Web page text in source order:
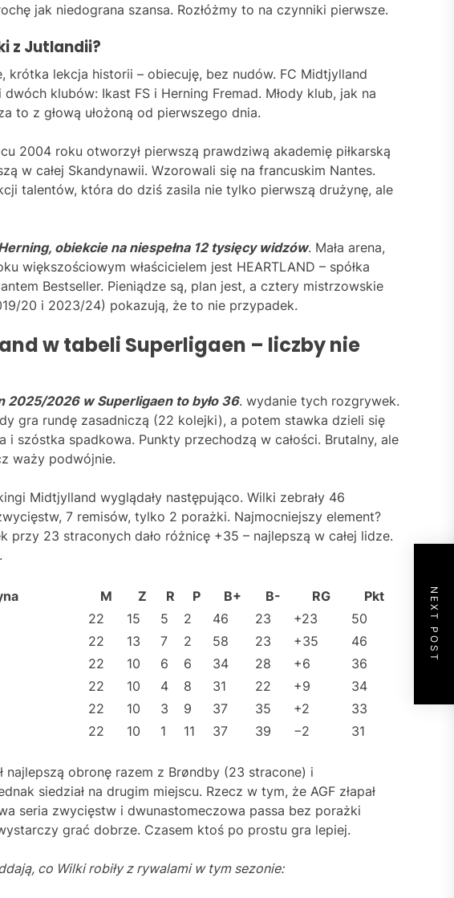
jak niedograna szansa. Rozłóżmy to na czynniki pierwsze.
z Jutlandii?
krótka lekcja historii – obiecuję, bez nudów. FC Midtjylland
klubów: Ikast FS i Herning Fremad. Młody klub, jak na
to z głową ułożoną od pierwszego dnia.
2004 roku otworzył pierwszą prawdziwą akademię piłkarską
w całej Skandynawii. Wzorowali się na francuskim Nantes.
talentów, która do dziś zasila nie tylko pierwszą drużynę, ale
obiekcie na niespełna 12 tysięcy widzów. Mała arena,
większościowym właścicielem jest HEARTLAND – spółka
Bestseller. Pieniądze są, plan jest, a cztery mistrzowskie
20 i 2023/24) pokazują, że to nie przypadek.
w tabeli Superligaen – liczby nie
2025/2026 w Superligaen to było 36. wydanie tych rozgrywek.
gra rundę zasadniczą (22 kolejki), a potem stawka dzieli się
i szóstka spadkowa. Punkty przechodzą w całości. Brutalny, ale
waży podwójnie.
Midtjylland wyglądały następująco. Wilki zebrały 46
7 remisów, tylko 2 porażki. Najmocniejszy element?
przy 23 straconych dało różnicę +35 – najlepszą w całej lidze.
M Z R P B+ B- RG
Pkt
22 15 5 2 46 23 +23
50
22 13 7 2 58 23 +35
46
22 10 6 6 34 28 +6
36
22 10 4 8 31 22 +9
34
22 10 3 9 37 35 +2
33
22 10 1 11 37 39 −2 31
najlepszą obronę razem z Brøndby (23 stracone) i
siedział na drugim miejscu. Rzecz w tym, że AGF złapał
seria zwycięstw i dwunastomeczowa passa bez porażki
grać dobrze. Czasem ktoś po prostu gra lepiej.
co Wilki robiły z rywalami w tym sezonie:
NEXT POST